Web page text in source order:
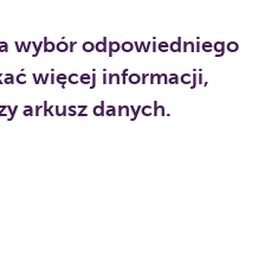
wybór odpowiedniego
więcej informacji,
arkusz danych.